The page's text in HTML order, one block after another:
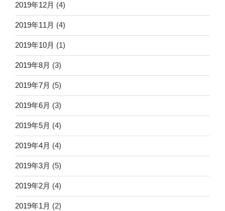
2019年12月 (4)
2019年11月 (4)
2019年10月 (1)
2019年8月 (3)
2019年7月 (5)
2019年6月 (3)
2019年5月 (4)
2019年4月 (4)
2019年3月 (5)
2019年2月 (4)
2019年1月 (2)